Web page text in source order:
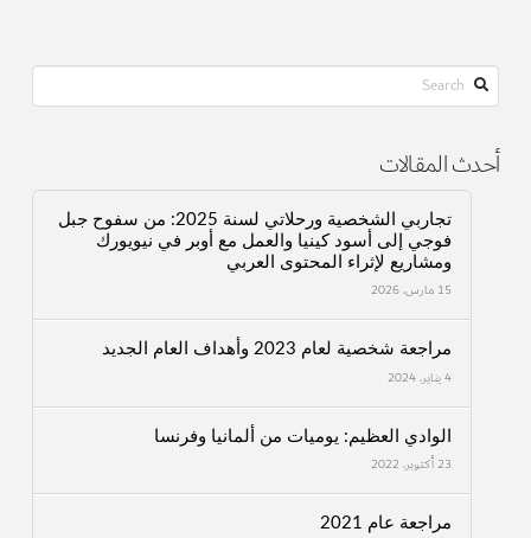
Search
أحدث المقالات
تجاربي الشخصية ورحلاتي لسنة 2025: من سفوح جبل
فوجي إلى أسود كينيا والعمل مع أوبر في نيويورك
ومشاريع لإثراء المحتوى العربي
15 مارس، 2026
مراجعة شخصية لعام 2023 وأهداف العام الجديد
4 يناير، 2024
الوادي العظيم: يوميات من ألمانيا وفرنسا
23 أكتوبر، 2022
مراجعة عام 2021